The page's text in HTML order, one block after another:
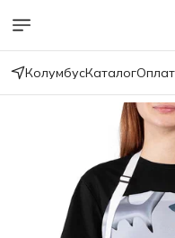
КолумбусКаталог